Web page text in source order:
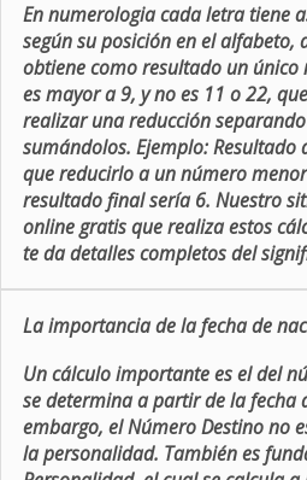
En numerologia cada letra tiene
según su posición en el alfabeto,
obtiene como resultado un único
es mayor a 9, y no es 11 o 22,
realizar una reducción
sumándolos. Ejemplo: Resultado
que reducirlo a un número
resultado final sería 6. Nuestro
online gratis que realiza estos
te da detalles completos del
La importancia de la fecha de
Un cálculo importante es el del
se determina a partir de la fecha
embargo, el Número Destino no
la personalidad. También es